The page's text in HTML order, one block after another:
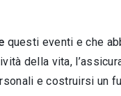
questi eventi e che
della vita,
e costruirsi un